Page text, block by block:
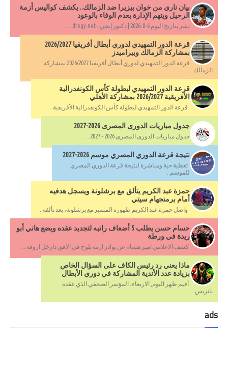
بيان ناري من خوان بيزيرا ضد الزمالك.. يكشف كواليس أزمة
الرحيل ويتهم الإدارة بعدم الوفاء بالوعود
نشر بتاريخ اليوم 6-8-2026 | دكتور إيجي - dregy.net ...
قرعة الدور التمهيدي لدوري أبطال أفريقيا 2026/2027
بمشاركة الزمالك وبيراميدز
قرعة الدور التمهيدي لدوري أبطال أفريقيا 2026/2027 بمشاركة
الزمالك...
قرعة الدور التمهيدي لبطولة كأس الكونفدرالية
الأفريقية 2026/2027 بمشاركة الأهلي
قرعة الدور التمهيدي لبطولة كأس الكونفدرالية الأفريقية...
جدول مباريات الدورى المصرى 2026-2027
جدول مباريات الدورى المصرى 2026 - 2027 ...
نتيجة قرعة الدوري المصري موسم 2026-2027
تغطية حية ومباشرة لنتيجة قرعة الدوري المصري
للموسم...
حمزة عبد الكريم يتألق مع برشلونة ويسجل هدفيه
أمام برمنجهام سيتي
واصل حمزة عبد الكريم ظهوره المتميز مع برشلونة، بعد تألقه...
حسام حسن يطلب 5 أضعاف راتبه لتجديد عقده ويضع هاني أبو
ريدة في ورطة
كشف الاعلامي امير هشام عن بوادر ازمة تلوح في الافق دارخل اروقة...
ماذا يعني رد رئيس الكاف على السؤال الخاص
بزيادة عدد الأندية المشاركة في دوري الأبطال
أقيم ظهر اليوم, الاربعاء، المؤتمر الصحفي الذي عقده
باتريس...
ads